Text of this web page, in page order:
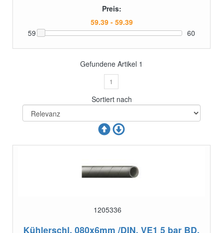
Preis:
59 60
Gefundene Artikel 1
1
Sortiert nach
1205336
Kühlerschl. 080x6mm /DIN, VE1 5 bar BD,